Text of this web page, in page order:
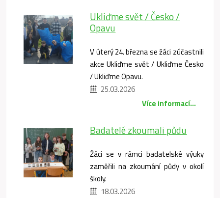
Ukliďme svět / Česko /
Opavu
V úterý 24. března se žáci zúčastnili
akce Ukliďme svět / Ukliďme Česko
/ Ukliďme Opavu.
25.03.2026
Více informací...
Badatelé zkoumali půdu
Žáci se v rámci badatelské výuky
zaměřili na zkoumání půdy v okolí
školy.
18.03.2026